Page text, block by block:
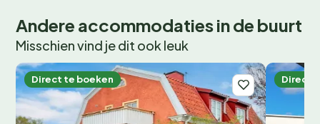
Andere accommodaties in de buurt
Misschien vind je dit ook leuk
Direct te boeken Direct